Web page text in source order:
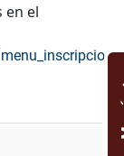
en el